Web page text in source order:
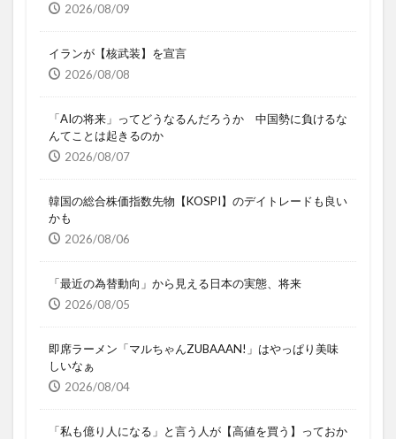
2026/08/09
イランが【核武装】を宣言
2026/08/08
「AIの将来」ってどうなるんだろうか 中国勢に負けるな
んてことは起きるのか
2026/08/07
韓国の総合株価指数先物【KOSPI】のデイトレードも良い
かも
2026/08/06
「最近の為替動向」から見える日本の実態、将来
2026/08/05
即席ラーメン「マルちゃんZUBAAAN!」はやっぱり美味
しいなぁ
2026/08/04
「私も億り人になる」と言う人が【高値を買う】っておか